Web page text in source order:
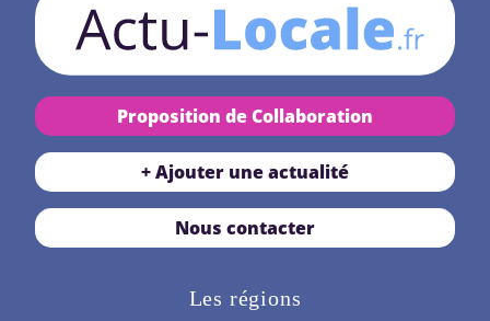
Proposition de Collaboration
+ Ajouter une actualité
Nous contacter
Les régions